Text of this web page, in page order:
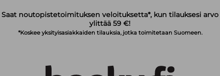
Saat noutopistetoimituksen veloituksetta*, kun tilauksesi arvo
ylittää 59 €!
*Koskee yksityisasiakkaiden tilauksia, jotka toimitetaan Suomeen.